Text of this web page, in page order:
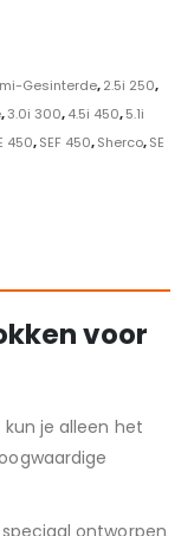
Gesinterde,2.5i 250,
,3.0i 300,4.5i 450,5.1i
450,SEF 450,Sherco,SE
voor
kun je alleen het